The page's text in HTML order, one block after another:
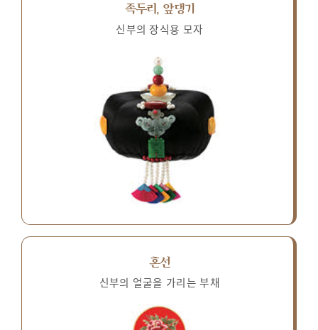
족두리, 앞댕기
신부의 장식용 모자
혼선
신부의 얼굴을 가리는 부채